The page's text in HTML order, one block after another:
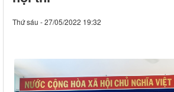
Thứ sáu - 27/05/2022 19:32